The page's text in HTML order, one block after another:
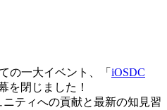
の一大イベント、「 iOSDC
を閉じました！
ティへの貢献と最新の知見習